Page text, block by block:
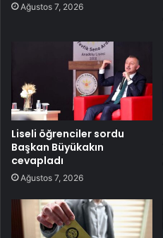
Ağustos 7, 2026
Liseli öğrenciler sordu
Başkan Büyükakın
cevapladı
Ağustos 7, 2026